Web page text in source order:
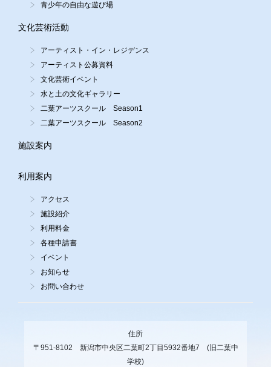
青少年の自由な遊び場
文化芸術活動
アーティスト・イン・レジデンス
アーティスト公募資料
文化芸術イベント
水と土の文化ギャラリー
二葉アーツスクール Season1
二葉アーツスクール Season2
施設案内
利用案内
アクセス
施設紹介
利用料金
各種申請書
イベント
お知らせ
お問い合わせ
住所
〒951-8102 新潟市中央区二葉町2丁目5932番地7 (旧二葉中
学校)